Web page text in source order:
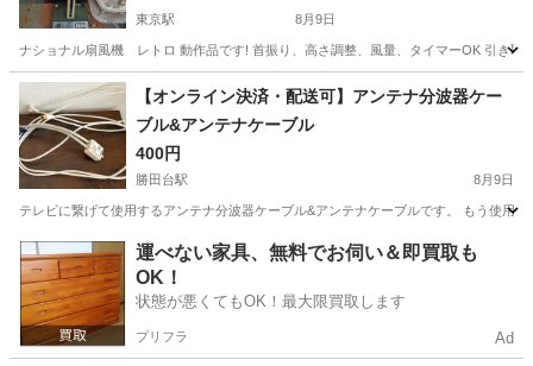
東京駅 8月9日
ナショナル扇風機 レトロ 動作品です! 首振り、高さ調整、風量、タイマーOK 引き取
千葉 松戸市 東京駅 季節、空調家電
【オンライン決済・配送可】アンテナ分波器ケー
ブル&アンテナケーブル
400円
勝田台駅 8月9日
テレビに繋げて使用するアンテナ分波器ケーブル&アンテナケーブルです。 もう使用
千葉 八千代市 勝田台駅 テレビ ケーブル
運べない家具、無料でお伺い＆即買取も
OK！
状態が悪くてもOK！最大限買取します
プリフラ Ad